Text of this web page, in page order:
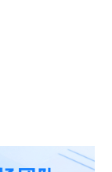
赢单 4000
职业场景下
AI岗位，🚀